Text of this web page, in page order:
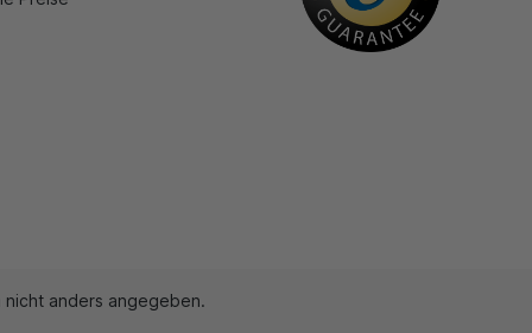
nicht anders angegeben.